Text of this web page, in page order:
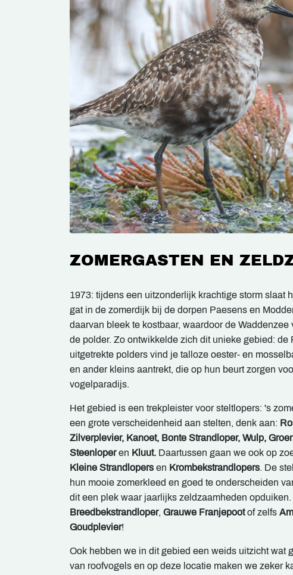
ZOMERGASTEN EN
1973: tijdens een uitzonderlijk krachtige storm slaat
gat in de zomerdijk bij de dorpen Paesens en
daarvan bleek te kostbaar, waardoor de Waddenzee
de polder. Zo ontwikkelde zich dit unieke gebied: de
uitgetrekte polders vind je talloze oester- en
en ander kleins aantrekt, die op hun beurt zorgen
vogelparadijs.
Het gebied is een trekpleister voor steltlopers: 's
een grote verscheidenheid aan stelten, denk aan:
Zilverplevier, Kanoet, Bonte Strandloper, Wulp,
Steenloperen Kluut. Daartussen gaan we ook op
Kleine Strandlopers en Krombekstrandlopers. De
hun mooie zomerkleed en goed te onderscheiden
dit een plek waar jaarlijks zeldzaamheden
Breedbekstrandloper, Grauwe Franjepootof zelfs
Goudplevier!
Ook hebben we in dit gebied een weids uitzicht wat
van roofvogels en op deze locatie maken we zeker